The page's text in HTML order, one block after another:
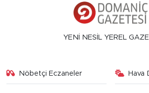
YENİ NESİL YEREL
Nöbetçi Eczaneler Hava